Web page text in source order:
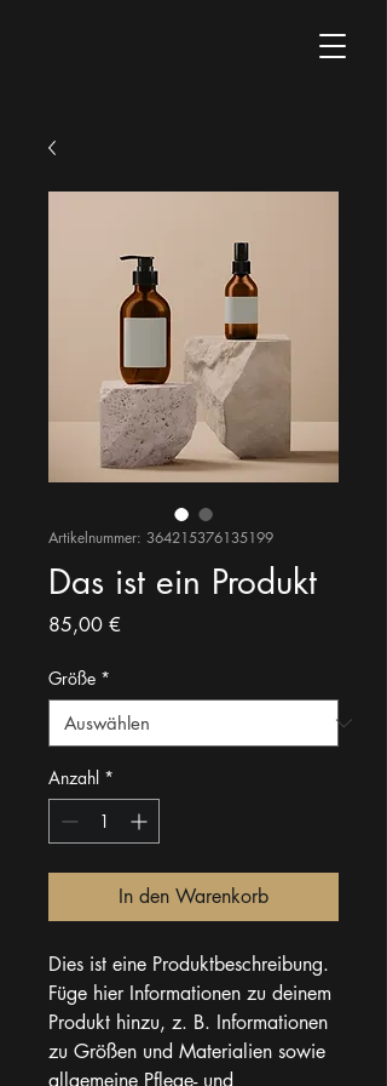
Artikelnummer: 364215376135199
Das ist ein Produkt
85,00 €
Größe *
Anzahl *
In den Warenkorb
Dies ist eine Produktbeschreibung.
Füge hier Informationen zu deinem
Produkt hinzu, z. B. Informationen
zu Größen und Materialien sowie
allgemeine Pflege- und